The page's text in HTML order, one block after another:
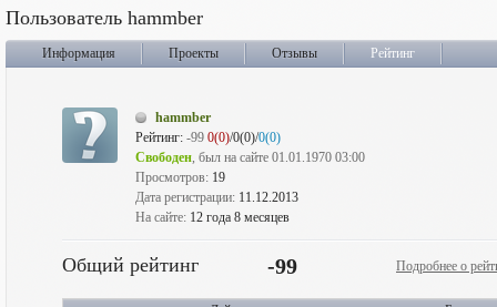
Пользователь hammber
Информация Проекты Отзывы Рейтинг
hammber
Рейтинг: -99 0(0)/0(0)/0(0)
Свободен, был на сайте 01.01.1970 03:00
Просмотров: 19
Дата регистрации: 11.12.2013
На сайте: 12 года 8 месяцев
Общий рейтинг -99 Подробнее о